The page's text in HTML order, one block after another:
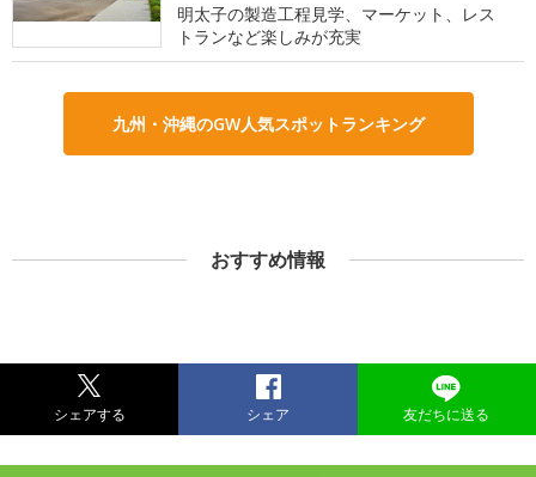
明太子の製造工程見学、マーケット、レス
トランなど楽しみが充実
九州・沖縄のGW人気スポットランキング
おすすめ情報
シェアする シェア 友だちに送る